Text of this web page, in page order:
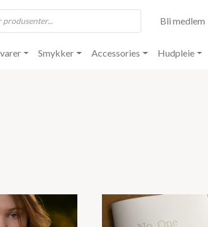
Bli medlem
Smykker Accessories Hudpleie